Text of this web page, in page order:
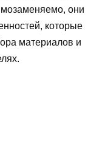
они
которые
материалов и